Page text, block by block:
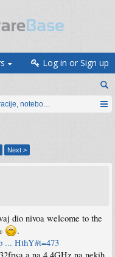
Log in or Sign up
notebook računari, servis
Next >
dio nivoa welcome to the
.
... HthY#t=473